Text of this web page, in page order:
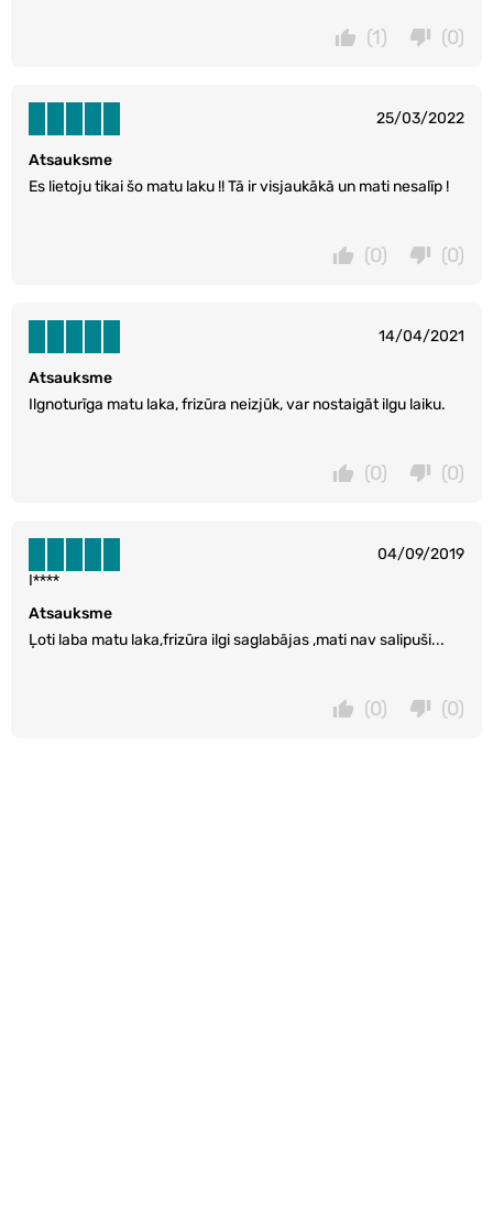
(0)
(1)
25/03/2022
Atsauksme
Es lietoju tikai šo matu laku !! Tā ir visjaukākā un mati nesalīp !
(0)
(0)
14/04/2021
Atsauksme
Ilgnoturīga matu laka, frizūra neizjūk, var nostaigāt ilgu laiku.
(0)
(0)
04/09/2019
Atsauksme
Ļoti laba matu laka,frizūra ilgi saglabājas ,mati nav salipuši...
I****
(0)
(0)